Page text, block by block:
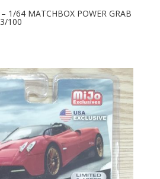
1/64 MATCHBOX POWER GRAB
100